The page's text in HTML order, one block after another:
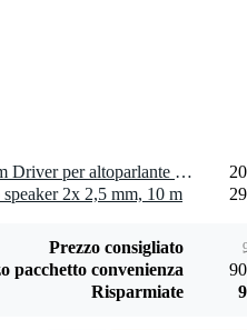
2 x Visaton SL 713 - 4 Ohm Driver per altoparlante a gamma completa di forma ovale
2x 2,5 mm, 10 m
Prezzo consigliato
pacchetto convenienza
Risparmiate